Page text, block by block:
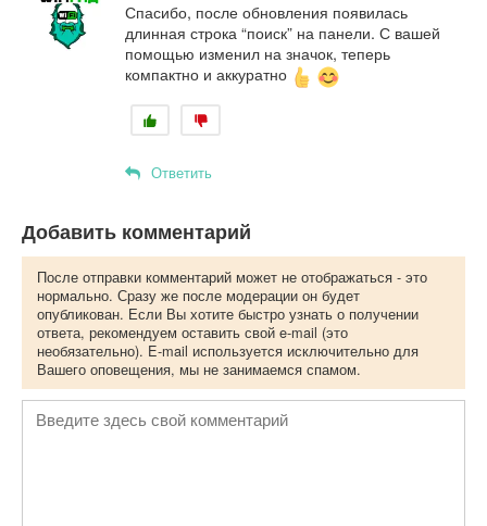
Спасибо, после обновления появилась
длинная строка “поиск” на панели. С вашей
помощью изменил на значок, теперь
компактно и аккуратно
Ответить
Добавить комментарий
После отправки комментарий может не отображаться - это
нормально. Сразу же после модерации он будет
опубликован. Если Вы хотите быстро узнать о получении
ответа, рекомендуем оставить свой e-mail (это
необязательно). E-mail используется исключительно для
Вашего оповещения, мы не занимаемся спамом.